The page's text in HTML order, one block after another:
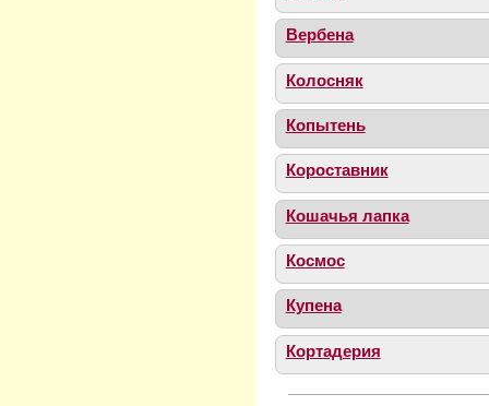
Вербена
Колосняк
Копытень
Короставник
Кошачья лапка
Космос
Купена
Кортадерия